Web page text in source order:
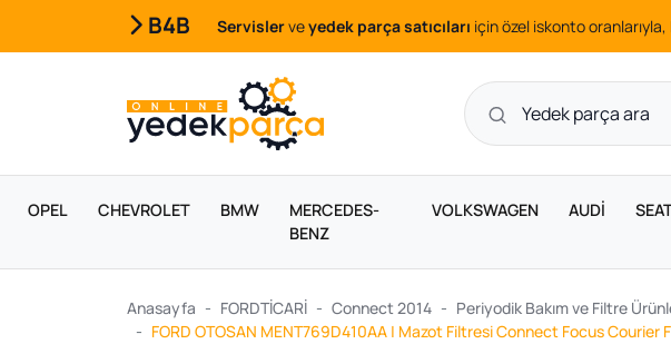
B4B Servislerveyedek parça satıcıları için özel iskonto
OPEL CHEVROLET BMW
MERCEDES-
BENZ
VOLKSWAGEN AUDİ
Anasayfa FORDTİCARİ Connect 2014 Periyodik Bakım ve Filtre
FORD OTOSAN MENT769D410AA | Mazot Filtresi Connect Focus Courier